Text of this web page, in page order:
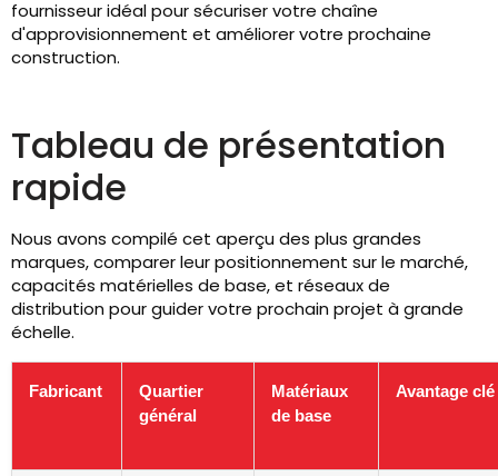
fournisseur idéal pour sécuriser votre chaîne
d'approvisionnement et améliorer votre prochaine
construction.
Tableau de présentation
rapide
Nous avons compilé cet aperçu des plus grandes
marques, comparer leur positionnement sur le marché,
capacités matérielles de base, et réseaux de
distribution pour guider votre prochain projet à grande
échelle.
Fabricant
Quartier
général
Matériaux
de base
Avantage clé